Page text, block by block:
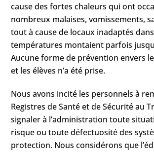
cause des fortes chaleurs qui ont
nombreux malaises, vomissements,
tout à cause de locaux inadaptés
températures montaient parfois
Aucune forme de prévention envers
et les élèves n’a été prise.
Nous avons incité les personnels à
Registres de Santé et de Sécurité au
signaler à l’administration toute
risque ou toute défectuosité des
protection. Nous considérons que